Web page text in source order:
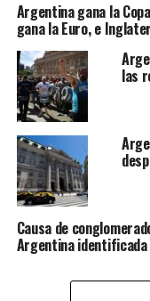
Argentina gana la
gana la Euro, e
las
Causa de
Argentina identificada